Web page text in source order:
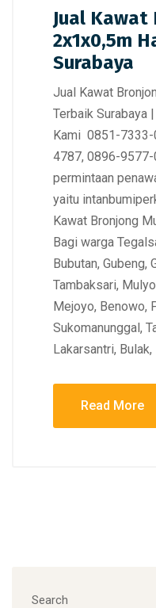
Jual Kawat
2x1x0,5m
Surabaya
Jual Kawat
Terbaik Surabaya
Kami 0851-
4787, 0896-9577-
permintaan
yaitu
Kawat Bronjong
Bagi warga
Bubutan, Gubeng,
Tambaksari,
Mejoyo, Benowo,
Sukomanunggal,
Lakarsantri, Bulak,
Read More
Search